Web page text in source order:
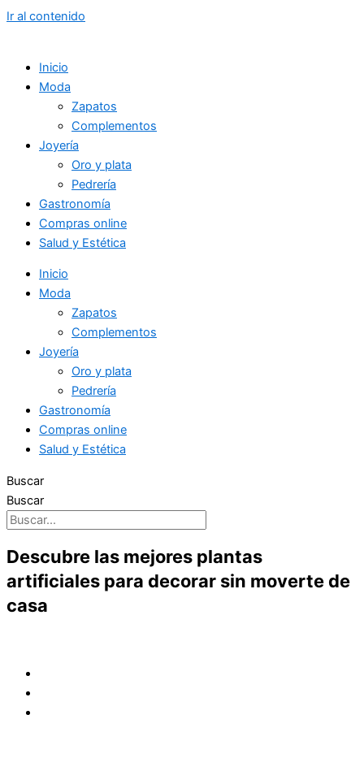
Ir al contenido
Inicio
Moda
Zapatos
Complementos
Joyería
Oro y plata
Pedrería
Gastronomía
Compras online
Salud y Estética
Inicio
Moda
Zapatos
Complementos
Joyería
Oro y plata
Pedrería
Gastronomía
Compras online
Salud y Estética
Buscar
Buscar
Descubre las mejores plantas
artificiales para decorar sin moverte de
casa